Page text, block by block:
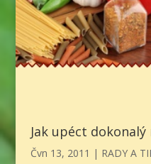
Jak upéct dokonalý
Čvn 13, 2011 | RADY A